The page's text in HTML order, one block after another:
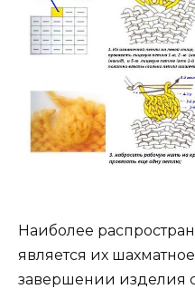
Наиболее
является их
завершении изделия